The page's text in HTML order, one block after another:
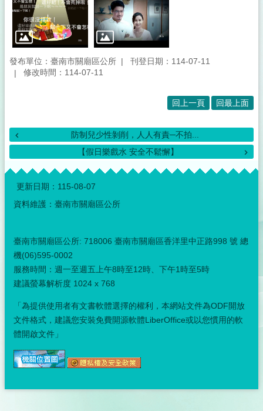
發布單位：臺南市關廟區公所
刊登日期：114-07-11
修改時間：114-07-11
回上一頁 回最上面
防制兒少性剝削，人人有責─不拍...
【假日樂戲水 安全不鬆懈】
:::
更新日期： 115-08-07
資料維護：臺南市關廟區公所
臺南市關廟區公所: 718006 臺南市關廟區香洋里中正路998 號 總
機(06)595-0002
服務時間：週一至週五上午8時至12時、下午1時至5時
建議螢幕解析度 1024 x 768
「為提供使用者有文書軟體選擇的權利，本網站文件為ODF開放
文件格式，建議您安裝免費開源軟體LiberOffice或以您慣用的軟
體開啟文件」